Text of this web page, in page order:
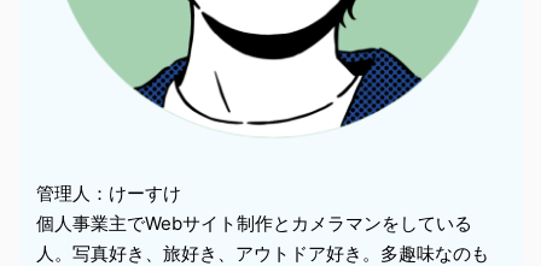
管理人：けーすけ
個人事業主でWebサイト制作とカメラマンをしている
人。写真好き、旅好き、アウトドア好き。多趣味なのも